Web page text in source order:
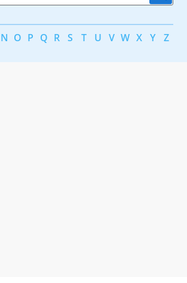
N O P Q R S T U V W X Y Z